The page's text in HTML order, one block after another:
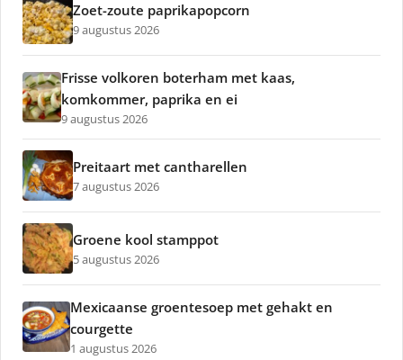
Zoet-zoute paprikapopcorn
9 augustus 2026
Frisse volkoren boterham met kaas,
komkommer, paprika en ei
9 augustus 2026
Preitaart met cantharellen
7 augustus 2026
Groene kool stamppot
5 augustus 2026
Mexicaanse groentesoep met gehakt en
courgette
1 augustus 2026